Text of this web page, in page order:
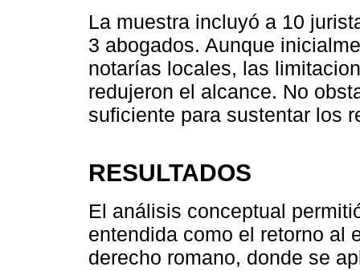
La muestra incluyó a 10
3 abogados. Aunque
notarías locales, las
redujeron el alcance. No
suficiente para sustentar los
RESULTADOS
El análisis conceptual
entendida como el retorno al
derecho romano, donde se